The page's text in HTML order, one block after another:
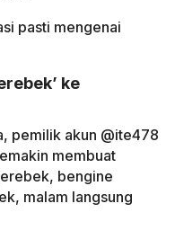
pasti mengenai
ke
pemilik akun @ite478
membuat
bengine
malam langsung